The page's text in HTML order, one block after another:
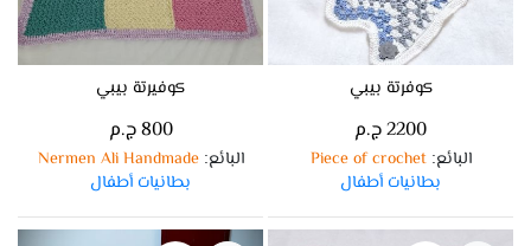
كوفرتة بيبي
2200 ج.م
البائع:
Piece of crochet
بطانيات أطفال
كوفيرتة بيبي
800 ج.م
البائع:
Nermen Ali Handmade
بطانيات أطفال